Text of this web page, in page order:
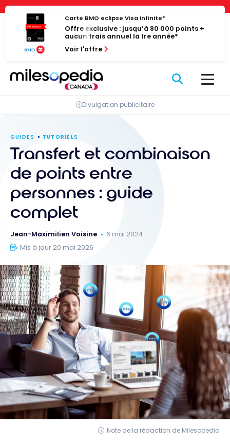
Panneau de gestion des cookies
Passer
contenu
Carte BMO eclipse Visa Infinite*
Offre exclusive : jusqu’à 80 000 points +
aucun frais annuel la 1re année*
Voir l'offre
Divulgation publicitaire
GUIDES TUTORIELS
Transfert et combinaison
de points entre
personnes : guide
complet
Jean-Maximilien Voisine
6 mai 2024
Mis à jour 20 mai 2026
Note de la rédaction de Milesopedia